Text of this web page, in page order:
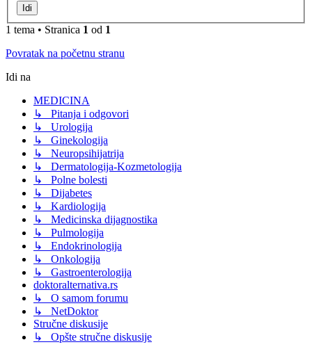
1 tema • Stranica 1 od 1
Povratak na početnu stranu
Idi na
MEDICINA
↳ Pitanja i odgovori
↳ Urologija
↳ Ginekologija
↳ Neuropsihijatrija
↳ Dermatologija-Kozmetologija
↳ Polne bolesti
↳ Dijabetes
↳ Kardiologija
↳ Medicinska dijagnostika
↳ Pulmologija
↳ Endokrinologija
↳ Onkologija
↳ Gastroenterologija
doktoralternativa.rs
↳ O samom forumu
↳ NetDoktor
Stručne diskusije
↳ Opšte stručne diskusije